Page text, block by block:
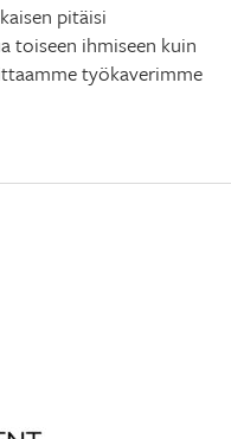
pitäisi
toiseen ihmiseen kuin
työkaverimme